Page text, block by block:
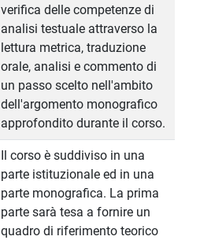
verifica delle competenze di
analisi testuale attraverso la
lettura metrica, traduzione
orale, analisi e commento di
un passo scelto nell'ambito
dell'argomento monografico
approfondito durante il corso.
Il corso è suddiviso in una
parte istituzionale ed in una
parte monografica. La prima
parte sarà tesa a fornire un
quadro di riferimento teorico